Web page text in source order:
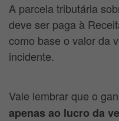
A parcela tributária
deve ser paga à
como base o valor da
incidente.
Vale lembrar que o
apenas ao lucro da